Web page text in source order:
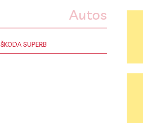
Autos
ŠKODA SUPERB